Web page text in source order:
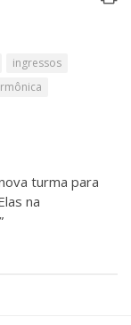
ingressos
turma para
na